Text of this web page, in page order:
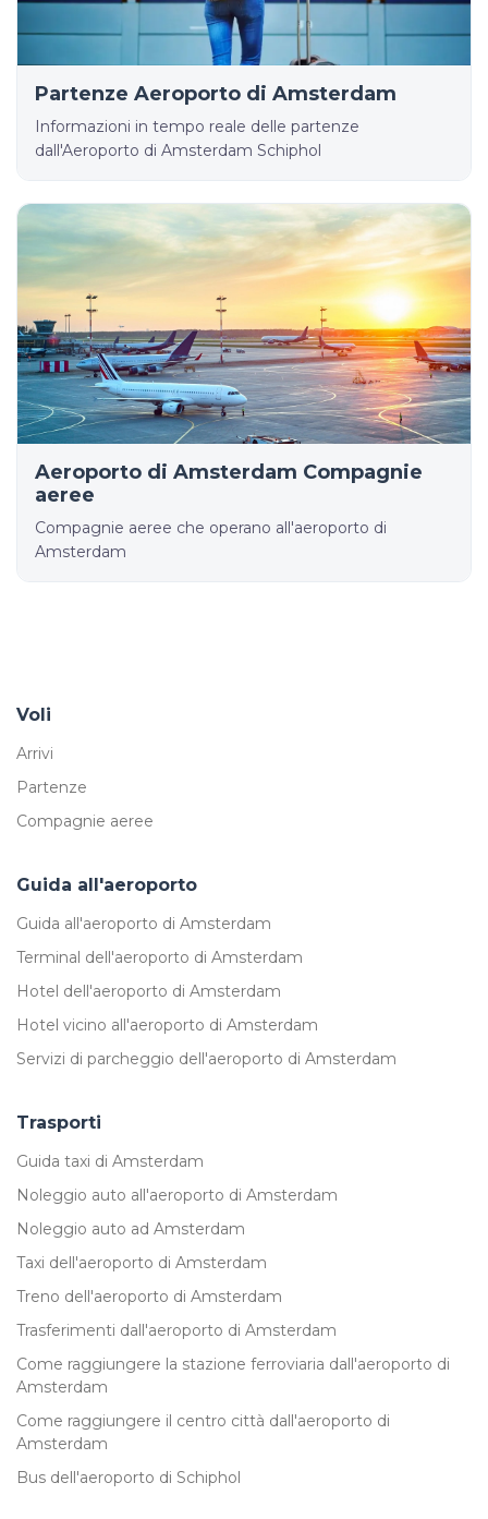
Partenze Aeroporto di Amsterdam
Informazioni in tempo reale delle partenze
dall'Aeroporto di Amsterdam Schiphol
Aeroporto di Amsterdam Compagnie
aeree
Compagnie aeree che operano all'aeroporto di
Amsterdam
Voli
Arrivi
Partenze
Compagnie aeree
Guida all'aeroporto
Guida all'aeroporto di Amsterdam
Terminal dell'aeroporto di Amsterdam
Hotel dell'aeroporto di Amsterdam
Hotel vicino all'aeroporto di Amsterdam
Servizi di parcheggio dell'aeroporto di Amsterdam
Trasporti
Guida taxi di Amsterdam
Noleggio auto all'aeroporto di Amsterdam
Noleggio auto ad Amsterdam
Taxi dell'aeroporto di Amsterdam
Treno dell'aeroporto di Amsterdam
Trasferimenti dall'aeroporto di Amsterdam
Come raggiungere la stazione ferroviaria dall'aeroporto di
Amsterdam
Come raggiungere il centro città dall'aeroporto di
Amsterdam
Bus dell'aeroporto di Schiphol